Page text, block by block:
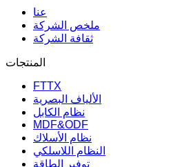
عنا
ملخص الشركة
ثقافة الشركة
المنتجات
FTTX
الألياف البصرية
نظام الكابل
MDF&ODF
نظام الأسلاك
النظام اللاسلكي
توفير الطاقة